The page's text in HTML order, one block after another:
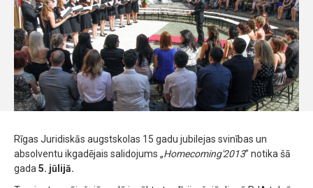
Rīgas Juridiskās augstskolas 15 gadu jubilejas svinības un
absolventu ikgadējais salidojums „Homecoming'2013” notika šā
gada 5. jūlijā.